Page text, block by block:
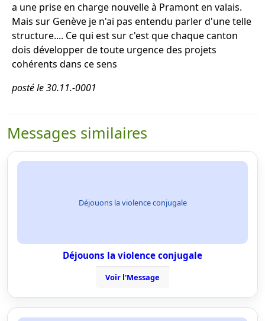
a une prise en charge nouvelle à Pramont en valais.
Mais sur Genève je n'ai pas entendu parler d'une telle
structure.... Ce qui est sur c'est que chaque canton
dois développer de toute urgence des projets
cohérents dans ce sens
posté le 30.11.-0001
Messages similaires
Déjouons la violence conjugale
Déjouons la violence conjugale
Voir l'Message